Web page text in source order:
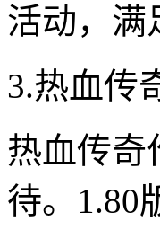
活动，满
3.热血传
热血传奇
待。1.80